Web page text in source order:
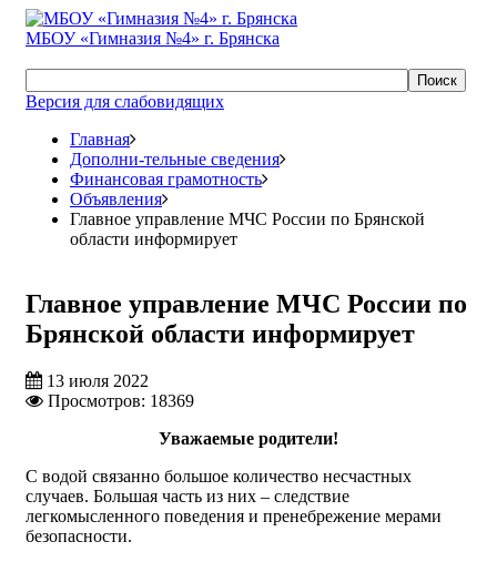
МБОУ «Гимназия №4» г. Брянска
Поиск
Версия для слабовидящих
Главная
Дополни-тельные сведения
Финансовая грамотность
Объявления
Главное управление МЧС России по Брянской
области информирует
Главное управление МЧС России по
Брянской области информирует
13 июля 2022
Просмотров: 18369
Уважаемые родители!
С водой связанно большое количество несчастных
случаев. Большая часть из них – следствие
легкомысленного поведения и пренебрежение мерами
безопасности.